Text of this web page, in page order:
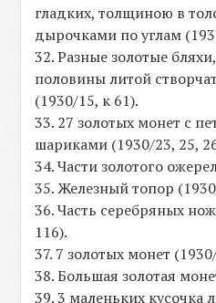
гладких, толщиною в
дырочками по углам
32. Разные золотые
половины литой
(1930/15, к 61).
33. 27 золотых монет с
шариками (1930/23, 25,
34. Части золотого
35. Железный топор
36. Часть серебряных
116).
37. 7 золотых монет
38. Большая золотая
39. 3 маленьких кусочка